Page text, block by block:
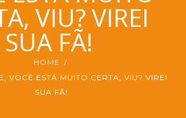
VIU? VIREI
SUA FÃ!
HOME
VOCÊ ESTÁ MUITO CERTA, VIU? VIREI
SUA FÃ!